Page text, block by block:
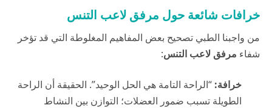
خرافات شائعة حول مرفق لاعب التنس
من واجبنا الطبي تصحيح بعض المفاهيم المغلوطة التي قد تؤخر
شفاء مرفق لاعب التنس:
خرافة: “الراحة التامة هي الحل الوحيد”. الحقيقة أن الراحة
الطويلة تسبب ضمور العضلات؛ التوازن بين النشاط